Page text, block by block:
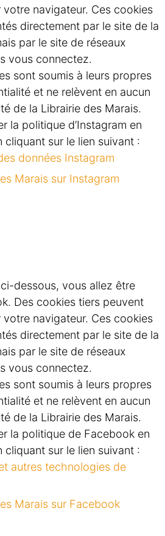
votre navigateur. Ces cookies
directement par le site de la
par le site de réseaux
vous connectez.
sont soumis à leurs propres
et ne relèvent en aucun
de la Librairie des Marais.
la politique d’Instagram en
cliquant sur le lien suivant :
données Instagram
Marais sur Instagram
dessous, vous allez être
Des cookies tiers peuvent
votre navigateur. Ces cookies
directement par le site de la
par le site de réseaux
vous connectez.
sont soumis à leurs propres
et ne relèvent en aucun
de la Librairie des Marais.
la politique de Facebook en
cliquant sur le lien suivant :
autres technologies de
Marais sur Facebook